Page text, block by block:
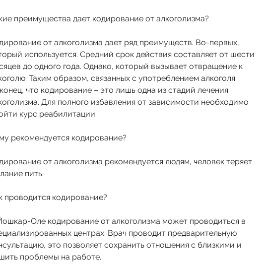
преимущества дает кодирование от алкоголизма?
от алкоголизма дает ряд преимуществ. Во-первых,
используется. Средний срок действия составляет от шести
до одного года. Однако, который вызывает отвращение к
Таким образом, связанных с употреблением алкоголя.
что кодирование – это лишь одна из стадий лечения
Для полного избавления от зависимости необходимо
курс реабилитации.
рекомендуется кодирование?
от алкоголизма рекомендуется людям, человек теряет
пить.
проводится кодирование?
Оле кодирование от алкоголизма может проводиться в
центрах. Врач проводит предварительную
это позволяет сохранить отношения с близкими и
проблемы на работе.